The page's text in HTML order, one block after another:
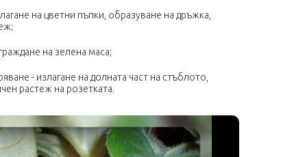
на цветни пъпки, образуване на дръжка,
на зелена маса;
- излагане на долната част на стъблото,
растеж на розетката.